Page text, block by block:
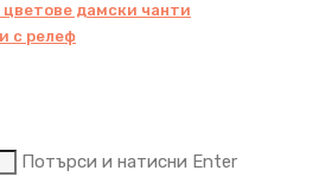
цветове дамски чанти
с релеф
Потърси и натисни Enter